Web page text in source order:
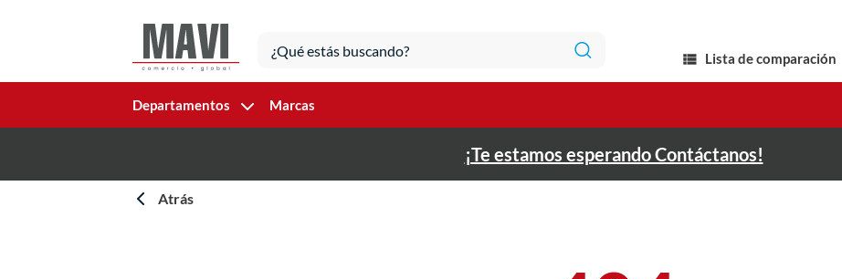
Lista de comparación
Departamentos Marcas
¡Te estamos esperando Contáctanos!
Atrás